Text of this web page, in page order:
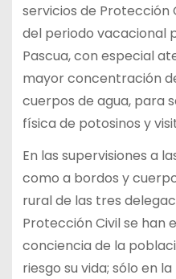
servicios de Protección
del periodo vacacional
Pascua, con especial
mayor concentración
cuerpos de agua, para
física de potosinos y
En las supervisiones a
como a bordos y
rural de las tres
Protección Civil se han
conciencia de la
riesgo su vida; sólo en